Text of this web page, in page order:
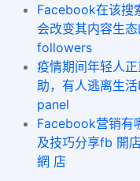
Facebook在该搜
会改变其内容生
followers
疫情期间年轻人
助，有人逃离生
panel
Facebook营销有
及技巧分享fb 開
網 店